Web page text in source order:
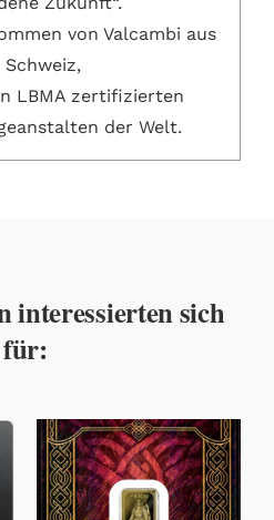
von Valcambi aus
Schweiz,
LBMA zertifizierten
der Welt.
interessierten sich
für: